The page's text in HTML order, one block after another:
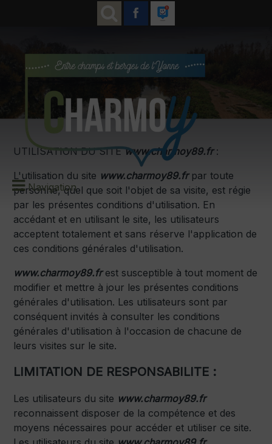
Navigation
UTILISATION DU SITEwww.charmoy89.fr:
L'utilisation du site www.charmoy89.frpar toute
personne, quel que soit l'objet de sa visite, est régie
par les présentes conditions d'utilisation. En
accédant et en utilisant le site, les utilisateurs
acceptent totalement et sans réserve l'application de
ces conditions générales d'utilisation.
www.charmoy89.frest susceptible à tout moment de
modifier et mettre à jour les présentes conditions
générales d'utilisation. Les utilisateurs sont par
conséquent invités à consulter les conditions
générales d'utilisation à l'occasion de chacune de
leurs visites sur le site.
LIMITATION DE RESPONSABILITE :
Les utilisateurs du site www.charmoy89.fr
reconnaissent disposer de la compétence et des
moyens nécessaires pour accéder et utiliser ce site.